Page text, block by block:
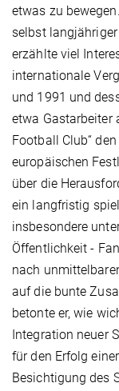
etwas zu
selbst
erzählte viel
internationale
und 1991 und
etwa Gastarbeiter
Football Club“
europäischen
über die
ein langfristig
insbesondere
Öffentlichkeit -
nach
auf die bunte
betonte er, wie
Integration neuer
für den Erfolg
Besichtigung des